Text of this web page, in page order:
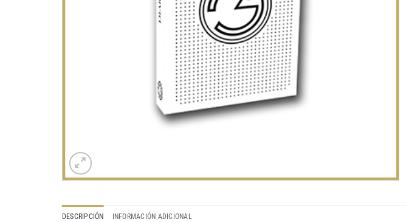
DESCRIPCIÓN INFORMACIÓN ADICIONAL